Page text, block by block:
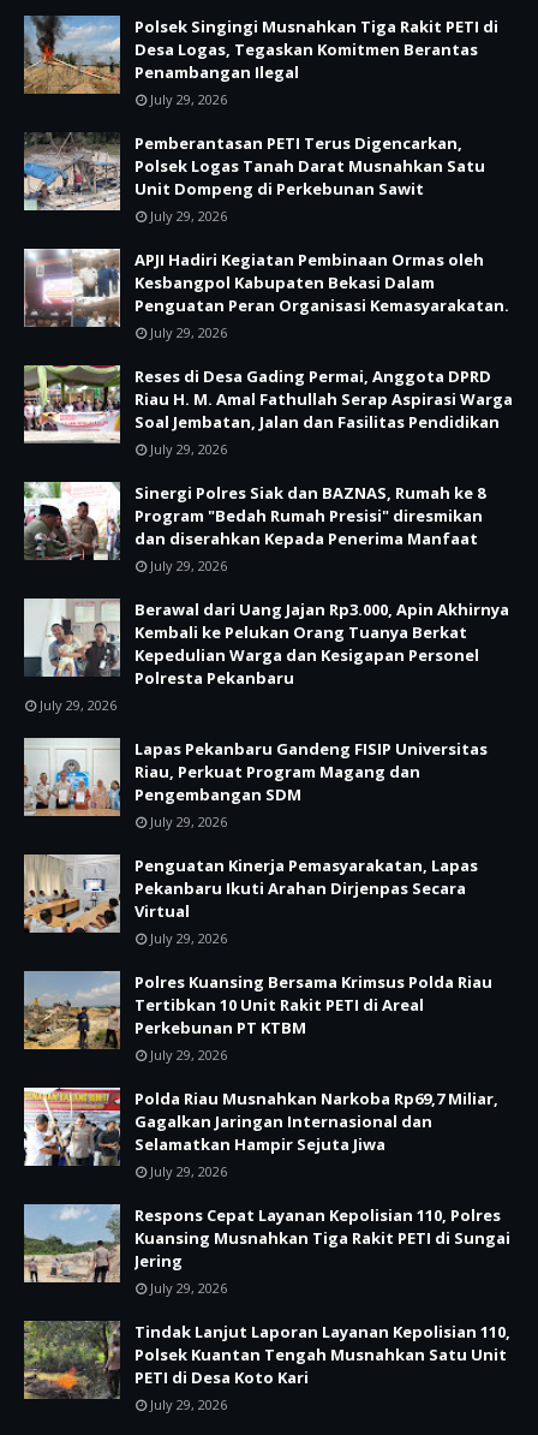
Polsek Singingi Musnahkan Tiga Rakit PETI di
Desa Logas, Tegaskan Komitmen Berantas
Penambangan Ilegal
July 29, 2026
Pemberantasan PETI Terus Digencarkan,
Polsek Logas Tanah Darat Musnahkan Satu
Unit Dompeng di Perkebunan Sawit
July 29, 2026
APJI Hadiri Kegiatan Pembinaan Ormas oleh
Kesbangpol Kabupaten Bekasi Dalam
Penguatan Peran Organisasi Kemasyarakatan.
July 29, 2026
Reses di Desa Gading Permai, Anggota DPRD
Riau H. M. Amal Fathullah Serap Aspirasi Warga
Soal Jembatan, Jalan dan Fasilitas Pendidikan
July 29, 2026
Sinergi Polres Siak dan BAZNAS, Rumah ke 8
Program "Bedah Rumah Presisi" diresmikan
dan diserahkan Kepada Penerima Manfaat
July 29, 2026
Berawal dari Uang Jajan Rp3.000, Apin Akhirnya
Kembali ke Pelukan Orang Tuanya Berkat
Kepedulian Warga dan Kesigapan Personel
Polresta Pekanbaru
July 29, 2026
Lapas Pekanbaru Gandeng FISIP Universitas
Riau, Perkuat Program Magang dan
Pengembangan SDM
July 29, 2026
Penguatan Kinerja Pemasyarakatan, Lapas
Pekanbaru Ikuti Arahan Dirjenpas Secara
Virtual
July 29, 2026
Polres Kuansing Bersama Krimsus Polda Riau
Tertibkan 10 Unit Rakit PETI di Areal
Perkebunan PT KTBM
July 29, 2026
Polda Riau Musnahkan Narkoba Rp69,7 Miliar,
Gagalkan Jaringan Internasional dan
Selamatkan Hampir Sejuta Jiwa
July 29, 2026
Respons Cepat Layanan Kepolisian 110, Polres
Kuansing Musnahkan Tiga Rakit PETI di Sungai
Jering
July 29, 2026
Tindak Lanjut Laporan Layanan Kepolisian 110,
Polsek Kuantan Tengah Musnahkan Satu Unit
PETI di Desa Koto Kari
July 29, 2026